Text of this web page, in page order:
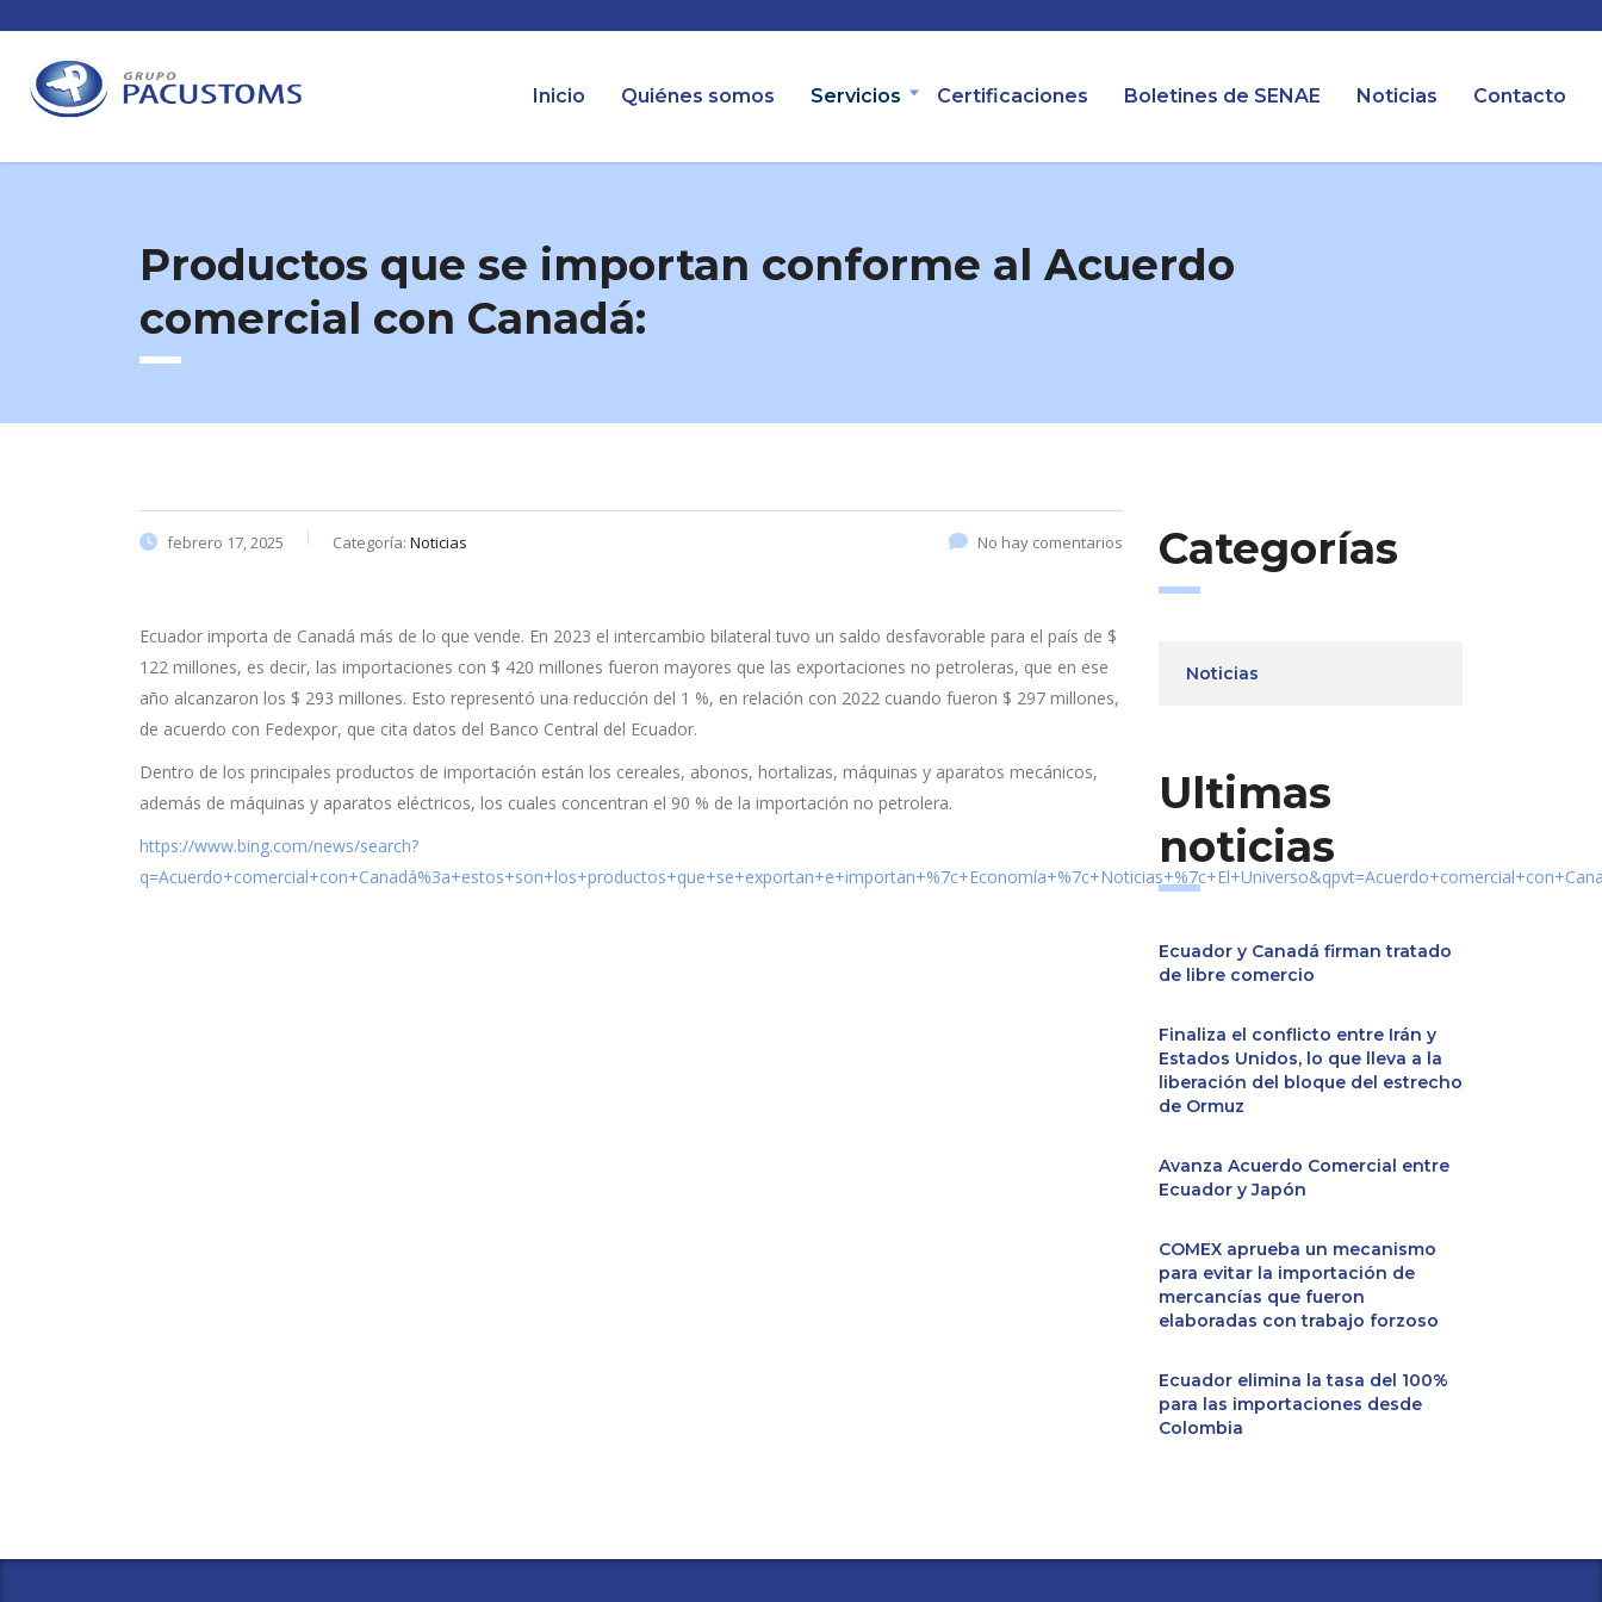
Inicio Quiénes somos Servicios Certificaciones Boletines de SENAE Noticias Contacto
Productos que se importan conforme al Acuerdo
comercial con Canadá:
febrero 17, 2025 Categoría: Noticias No hay comentarios
Ecuador importa de Canadá más de lo que vende. En 2023 el intercambio bilateral tuvo un saldo desfavorable para el país de $
122 millones, es decir, las importaciones con $ 420 millones fueron mayores que las exportaciones no petroleras, que en ese
año alcanzaron los $ 293 millones. Esto representó una reducción del 1 %, en relación con 2022 cuando fueron $ 297 millones,
de acuerdo con Fedexpor, que cita datos del Banco Central del Ecuador.
Dentro de los principales productos de importación están los cereales, abonos, hortalizas, máquinas y aparatos mecánicos,
además de máquinas y aparatos eléctricos, los cuales concentran el 90 % de la importación no petrolera.
https://www.bing.com/news/search?
Categorías
Noticias
Ultimas
noticias
Ecuador y Canadá firman tratado
de libre comercio
Finaliza el conflicto entre Irán y
Estados Unidos, lo que lleva a la
liberación del bloque del estrecho
de Ormuz
Avanza Acuerdo Comercial entre
Ecuador y Japón
COMEX aprueba un mecanismo
para evitar la importación de
mercancías que fueron
elaboradas con trabajo forzoso
Ecuador elimina la tasa del 100%
para las importaciones desde
Colombia